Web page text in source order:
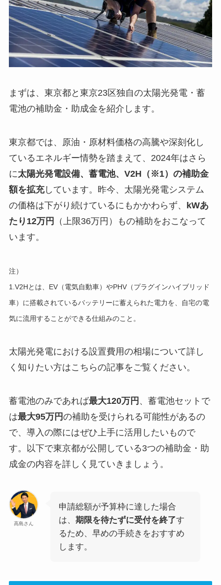
まずは、東京都と東京23区独自の太陽光発電・蓄
電池の補助金・助成金を紹介します。
東京都では、原油・原材料価格の高騰や深刻化し
ているエネルギー情勢を踏まえて、2024年はさら
に太陽光発電設備、蓄電池、V2H（※1）の補助金
額を拡充しています。昨今、太陽光発電システム
の価格は下がり続けているにもかかわらず、
kWあ
たり12万円
（上限36万円）もの補助をおこなって
います。
注）
1.V2Hとは、EV（電気自動車）やPHV（プラグインハイブリッド
車）に搭載されているバッテリーに蓄えられた電力を、自宅の電
気に流用することができる仕組みのこと。
太陽光発電における設置費用の相場について詳し
く知りたい方はこちらの記事をご覧ください。
蓄電池のみであれば最大120万円 、蓄電池セットで
は最大95万円の補助を受けられる可能性があるの
で、導入の際にはぜひ上手に活用したいもので
す。以下で東京都が公開している3つの補助金・助
成金の内容を詳しく見ていきましょう。
高島さん
申請総額が予算枠に達した場合
は、 期限を待たずに受付を終了す
るため、早めの手続きをおすすめ
します。